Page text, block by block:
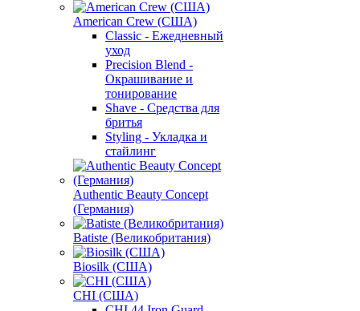
American Crew (США)
Classic - Ежедневный
уход
Precision Blend -
Окрашивание и
тонирование
Shave - Средства для
бритья
Styling - Укладка и
стайлинг
Authentic Beauty Concept
(Германия)
Batiste (Великобритания)
Biosilk (США)
CHI (США)